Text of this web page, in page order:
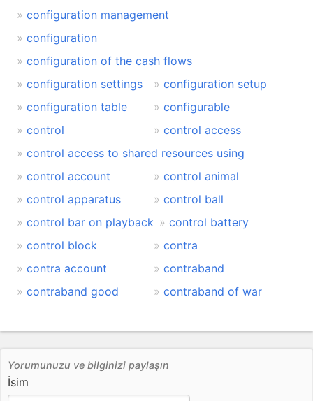
configuration management
configuration
configuration of the cash flows
configuration settings
configuration setup
configuration table
configurable
control
control access
control access to shared resources using
control account
control animal
control apparatus
control ball
control bar on playback
control battery
control block
contra
contra account
contraband
contraband good
contraband of war
Yorumunuzu ve bilginizi paylaşın
İsim